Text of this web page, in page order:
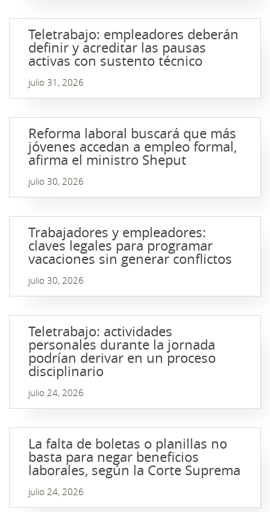
Teletrabajo: empleadores deberán
definir y acreditar las pausas
activas con sustento técnico
julio 31, 2026
Reforma laboral buscará que más
jóvenes accedan a empleo formal,
afirma el ministro Sheput
julio 30, 2026
Trabajadores y empleadores:
claves legales para programar
vacaciones sin generar conflictos
julio 30, 2026
Teletrabajo: actividades
personales durante la jornada
podrían derivar en un proceso
disciplinario
julio 24, 2026
La falta de boletas o planillas no
basta para negar beneficios
laborales, según la Corte Suprema
julio 24, 2026